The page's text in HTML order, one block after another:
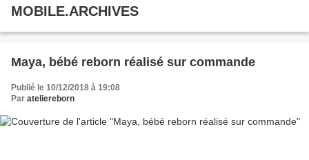
MOBILE.ARCHIVES
Maya, bébé reborn réalisé sur commande
Publié le 10/12/2018 à 19:08
Par ateliereborn